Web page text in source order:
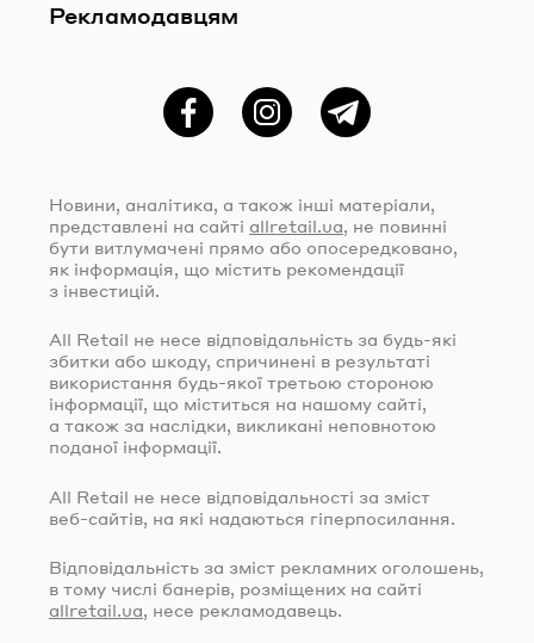
Рекламодавцям
ФейсбукInstagramTelegram
Новини, аналітика, а також інші матеріали,
представлені на сайті allretail.ua, не повинні
бути витлумачені прямо або опосередковано,
як інформація, що містить рекомендації
з інвестицій.
All Retail не несе відповідальність за будь-які
збитки або шкоду, спричинені в результаті
використання будь-якої третьою стороною
інформації, що міститься на нашому сайті,
а також за наслідки, викликані неповнотою
поданої інформації.
All Retail не несе відповідальності за зміст
веб-сайтів, на які надаються гіперпосилання.
Відповідальність за зміст рекламних оголошень,
в тому числі банерів, розміщених на сайті
allretail.ua, несе рекламодавець.